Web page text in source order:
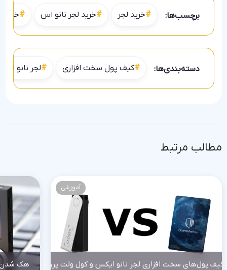
برچسب‌ها: خرید لجر خرید لجر نانو اس خرید
دسته‌بندی‌ها: کیف پول سخت افزاری لجر نانو اس
مطالب مرتبط
آموزشی
کیف پول‌های سخت افزاری لجر نانو ایکس و کول ولت پرو هک شدن